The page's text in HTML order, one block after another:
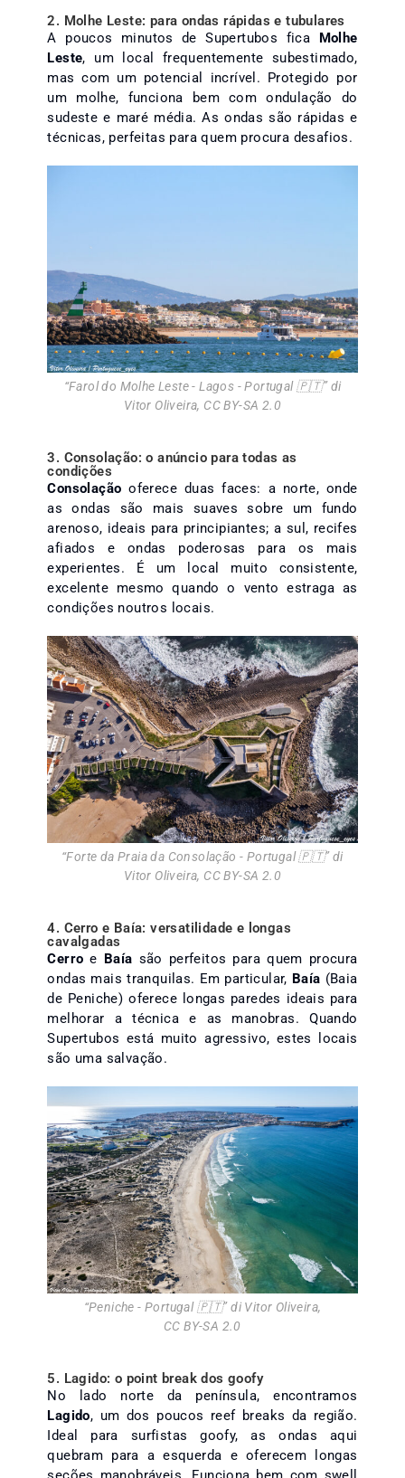
2. Molhe Leste: para ondas rápidas e tubulares
A poucos minutos de Supertubos fica
Molhe
Leste, um local frequentemente subestimado,
mas com um potencial incrível. Protegido por
um molhe, funciona bem com ondulação do
sudeste e maré média. As ondas são rápidas e
técnicas, perfeitas para quem procura desafios.
“Farol do Molhe Leste - Lagos - Portugal 🇵🇹” di
Vitor Oliveira, CC BY-SA 2.0
3. Consolação: o anúncio para todas as
condições
Consolação oferece duas faces: a norte, onde
as ondas são mais suaves sobre um fundo
arenoso, ideais para principiantes; a sul, recifes
afiados e ondas poderosas para os mais
experientes. É um local muito consistente,
excelente mesmo quando o vento estraga as
condições noutros locais.
“Forte da Praia da Consolação - Portugal 🇵🇹” di
Vitor Oliveira, CC BY-SA 2.0
4. Cerro e Baía: versatilidade e longas
cavalgadas
Cerro e Baía são perfeitos para quem procura
ondas mais tranquilas. Em particular, Baía (Baia
de Peniche) oferece longas paredes ideais para
melhorar a técnica e as manobras. Quando
Supertubos está muito agressivo, estes locais
são uma salvação.
“Peniche - Portugal 🇵🇹” di Vitor Oliveira,
CC BY-SA 2.0
5. Lagido: o point break dos goofy
No lado norte da península, encontramos
Lagido, um dos poucos reef breaks da região.
Ideal para surfistas goofy, as ondas aqui
quebram para a esquerda e oferecem longas